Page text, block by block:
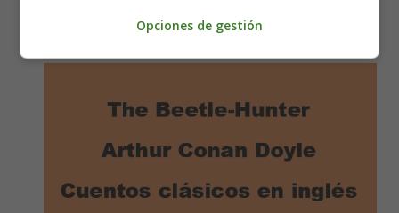
The Beetle-Hunter - Arthur Conan Doyle
Opciones de gestión